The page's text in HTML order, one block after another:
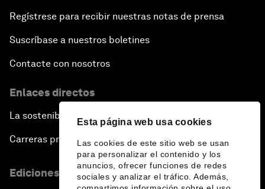
Esta página web usa cookies
Las cookies de este sitio web se usan
para personalizar el contenido y los
anuncios, ofrecer funciones de redes
sociales y analizar el tráfico. Además,
Regístrese para recibir nuestras notas de prensa
Suscríbase a nuestros boletines
Contacte con nosotros
Enlaces directos
La sostenibilidad en el Foro
Carreras profesionales
Ediciones en otros idiomas